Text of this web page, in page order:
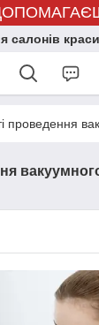
салонів краси
проведення